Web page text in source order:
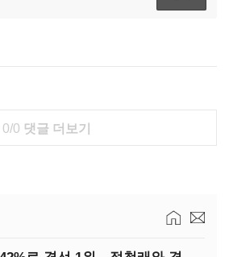
0/0 댓글 더보기